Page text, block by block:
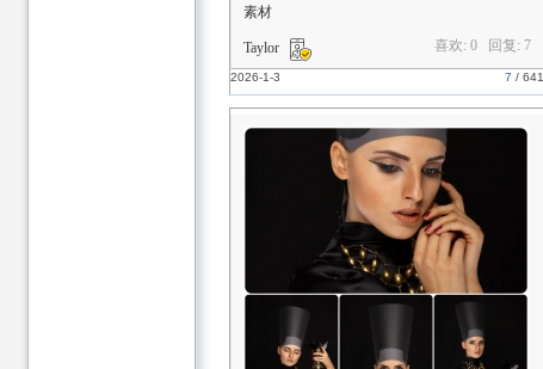
素材
喜欢: 0 回复: 7
Taylor
7 /641
2026-1-3